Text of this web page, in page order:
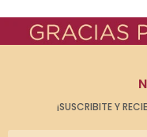
¡SUSCRIBITE Y